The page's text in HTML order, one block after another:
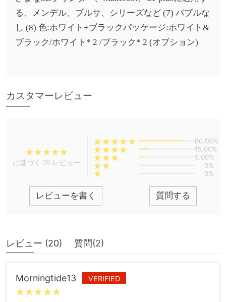
る、メンデル、プルサ、シリーズなど (7) バブルな
し (8) 色:ホワイト+ブラックパッケージ:ホワイト&
ブラック/ホワイト* 2 /ブラック* 2 (オプション)
カスタマーレビュー
に基づく 20 レビュー
80.00%
15.00%
5.00%
0%
0%
レビューを書く 質問する
レビュー (20) 質問(2)
Morningtide13 VERIFIED